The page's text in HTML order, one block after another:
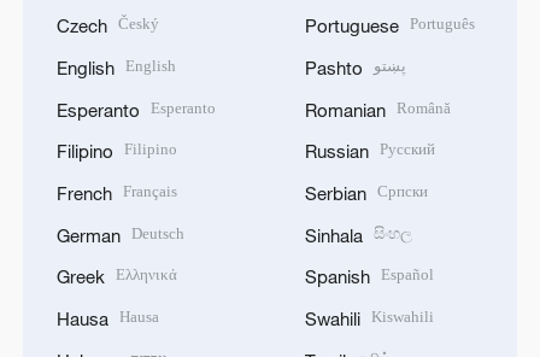
Czech Český
English English
Esperanto Esperanto
Filipino Filipino
French Français
German Deutsch
Greek Ελληνικά
Hausa Hausa
Portuguese Português
Pashto پښتو
Romanian Română
Russian Русский
Serbian Српски
Sinhala සිංහල
Spanish Español
Swahili Kiswahili